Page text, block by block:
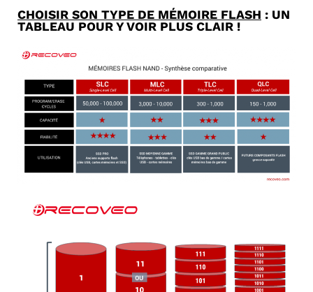
CHOISIR SON TYPE DE MÉMOIRE FLASH : UN
TABLEAU POUR Y VOIR PLUS CLAIR !